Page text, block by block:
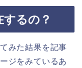
るの？
みた結果を記事
ジをみているあ